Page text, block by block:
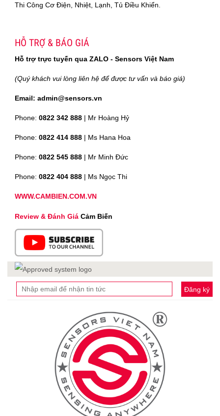
Thi Công Cơ Điện, Nhiệt, Lạnh, Tủ Điều Khiển.
HỖ TRỢ & BÁO GIÁ
Hỗ trợ trực tuyến qua ZALO - Sensors Việt Nam
(Quý khách vui lòng liên hệ để được tư vấn và báo giá)
Email: admin@sensors.vn
Phone: 0822 342 888 | Mr Hoàng Hỷ
Phone: 0822 414 888 | Ms Hana Hoa
Phone: 0822 545 888 | Mr Minh Đức
Phone: 0822 404 888 | Ms Ngọc Thi
WWW.CAMBIEN.COM.VN
Review & Đánh Giá Cảm Biến
Đăng ký